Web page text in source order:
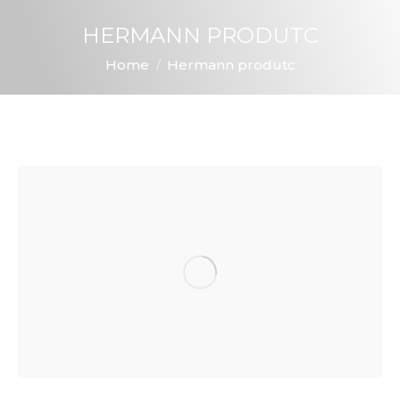
HERMANN PRODUTC
You are here:
Home Hermann produtc